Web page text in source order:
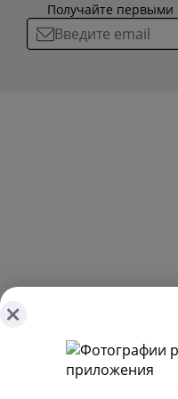
Получайте
О ТОВАРАХ